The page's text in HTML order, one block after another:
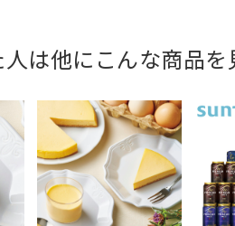
は他にこんな商品を